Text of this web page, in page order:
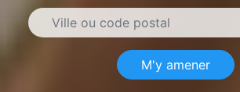
M'y amener